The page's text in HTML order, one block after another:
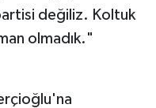
değiliz. Koltuk
olmadık."